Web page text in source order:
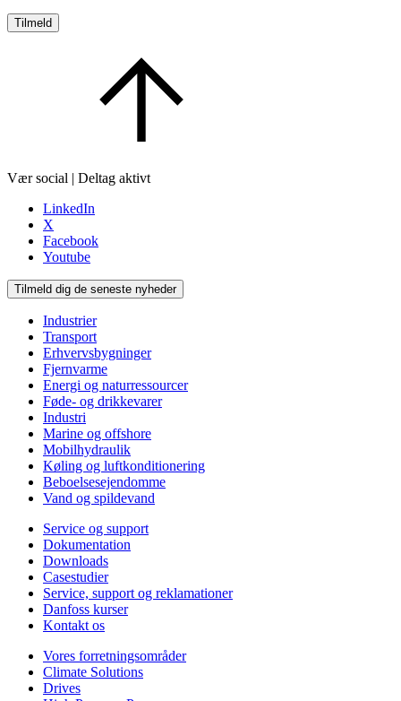
Tilmeld
Vær social | Deltag aktivt
LinkedIn
X
Facebook
Youtube
Tilmeld dig de seneste nyheder
Industrier
Transport
Erhvervsbygninger
Fjernvarme
Energi og naturressourcer
Føde- og drikkevarer
Industri
Marine og offshore
Mobilhydraulik
Køling og luftkonditionering
Beboelsesejendomme
Vand og spildevand
Service og support
Dokumentation
Downloads
Casestudier
Service, support og reklamationer
Danfoss kurser
Kontakt os
Vores forretningsområder
Climate Solutions
Drives